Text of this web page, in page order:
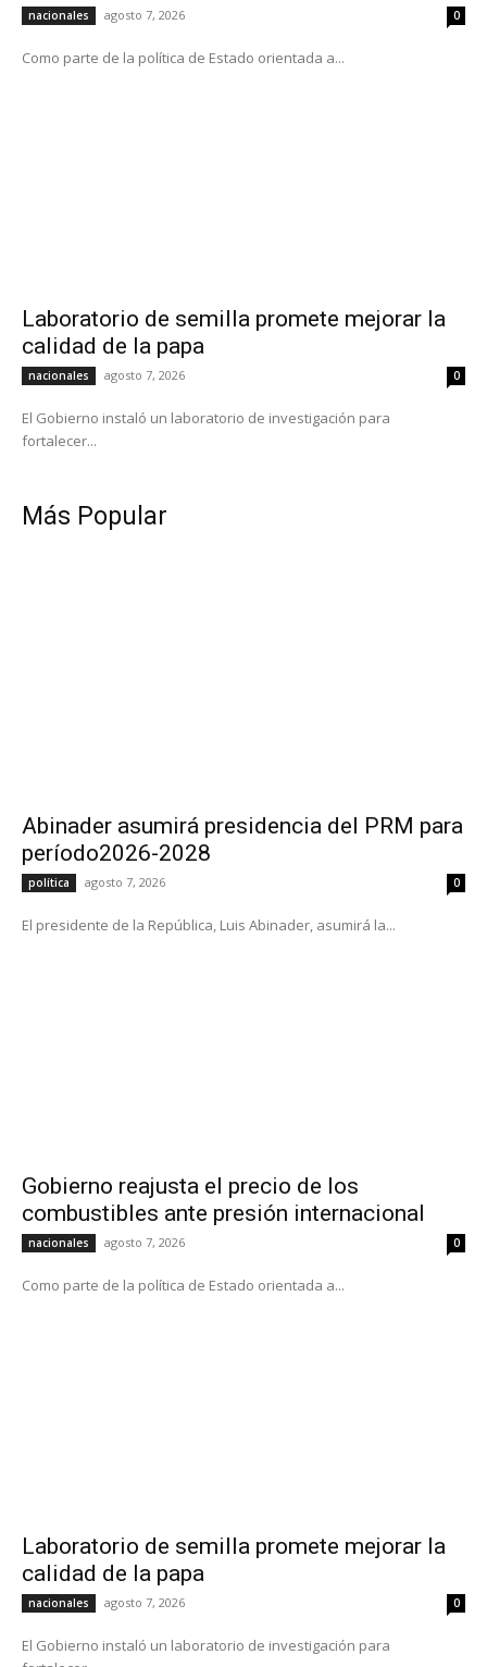
nacionales agosto 7, 2026 0
Como parte de la política de Estado orientada a...
Laboratorio de semilla promete mejorar la
calidad de la papa
nacionales agosto 7, 2026 0
El Gobierno instaló un laboratorio de investigación para
fortalecer...
Más Popular
Abinader asumirá presidencia del PRM para
período2026-2028
política agosto 7, 2026 0
El presidente de la República, Luis Abinader, asumirá la...
Gobierno reajusta el precio de los
combustibles ante presión internacional
nacionales agosto 7, 2026 0
Como parte de la política de Estado orientada a...
Laboratorio de semilla promete mejorar la
calidad de la papa
nacionales agosto 7, 2026 0
El Gobierno instaló un laboratorio de investigación para